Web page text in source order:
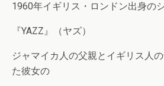
1960年イギリス・ロンドン出身の
『YAZZ』（ヤズ）
ジャマイカ人の父親とイギリス人
た彼女の